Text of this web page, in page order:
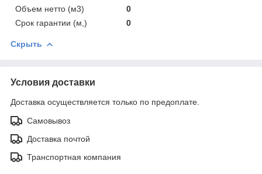
Объем нетто (м3)
0
Срок гарантии (м,)
0
Скрыть
Условия доставки
Доставка осуществляется только по предоплате.
Самовывоз
Доставка почтой
Транспортная компания